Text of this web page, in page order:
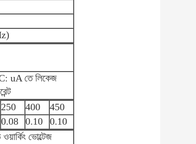
uA তে লিকেজ
250 400
450
0.08 0.10
0.10
ভোল্টেজ